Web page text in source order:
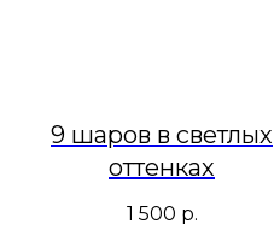
9 шаров в светлых
оттенках
1 500 р.